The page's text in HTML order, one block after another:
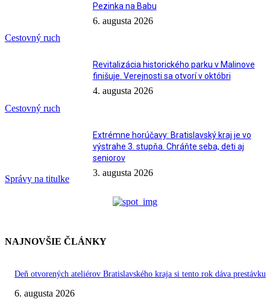
Cestovný ruch
Pezinka na Babu
6. augusta 2026
Cestovný ruch
Revitalizácia historického parku v Malinove
finišuje. Verejnosti sa otvorí v októbri
4. augusta 2026
Správy na titulke
Extrémne horúčavy: Bratislavský kraj je vo
výstrahe 3. stupňa. Chráňte seba, deti aj
seniorov
3. augusta 2026
NAJNOVŠIE ČLÁNKY
Deň otvorených ateliérov Bratislavského kraja si tento rok dáva prestávku
6. augusta 2026